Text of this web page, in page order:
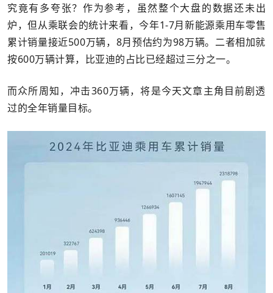
究竟有多夸张？作为参考，虽然整个大盘的数据还未出
炉，但从乘联会的统计来看，今年1-7月新能源乘用车零售
累计销量接近500万辆，8月预估约为98万辆。二者相加就
按600万辆计算，比亚迪的占比已经超过三分之一。
而众所周知，冲击360万辆，将是今天文章主角目前剧透
过的全年销量目标。